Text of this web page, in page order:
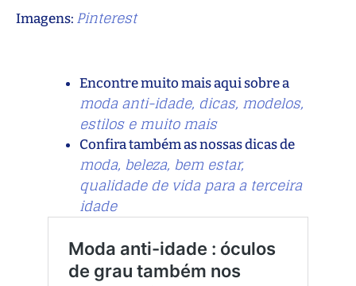
Imagens: Pinterest
Encontre muito mais aqui sobre a
moda anti-idade, dicas, modelos,
estilos e muito mais
Confira também as nossas dicas de
moda, beleza, bem estar,
qualidade de vida para a terceira
idade